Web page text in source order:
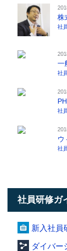
株
社
一
社
社
ウ
社
社員研修ガ
新入社員
ダイバー